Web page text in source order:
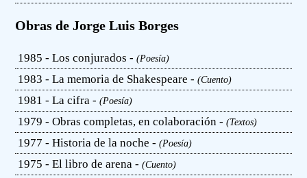
Obras de Jorge Luis Borges
1985 - Los conjurados -(Poesía)
1983 - La memoria de Shakespeare -(Cuento)
1981 - La cifra -(Poesía)
1979 - Obras completas, en colaboración -(Textos)
1977 - Historia de la noche -(Poesía)
1975 - El libro de arena -(Cuento)